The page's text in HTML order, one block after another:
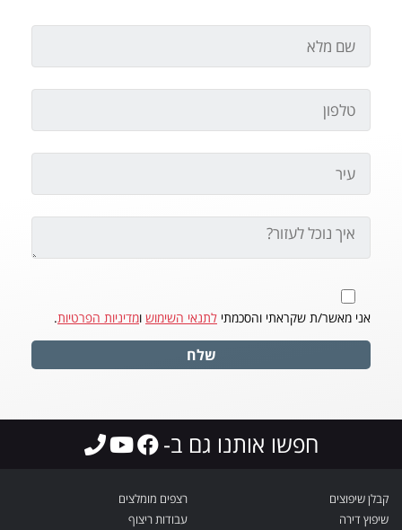
אני מאשר/ת שקראתי והסכמתי לתנאי השימוש ומדיניות הפרטיות.
שלח
חפשו אותנו גם ב-
קבלן שיפוצים
שיפוץ דירה
רצפים מומלצים
עבודות ריצוף